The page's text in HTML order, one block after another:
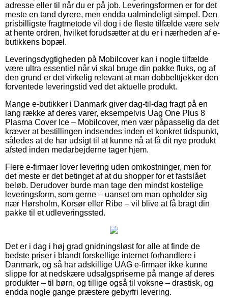
adresse eller til når du er på job. Leveringsformen er for det
meste en tand dyrere, men endda ualmindeligt simpel. Den
prisbilligste fragtmetode vil dog i de fleste tilfælde være selv
at hente ordren, hvilket forudsætter at du er i nærheden af e-
butikkens bopæl.
Leveringsdygtigheden på Mobilcover kan i nogle tilfælde
være ultra essentiel når vi skal bruge din pakke fluks, og af
den grund er det virkelig relevant at man dobbelttjekker den
forventede leveringstid ved det aktuelle produkt.
Mange e-butikker i Danmark giver dag-til-dag fragt på en
lang række af deres varer, eksempelvis Uag One Plus 8
Plasma Cover Ice – Mobilcover, men vær påpasselig da det
kræver at bestillingen indsendes inden et konkret tidspunkt,
således at de har udsigt til at kunne nå at få dit nye produkt
afsted inden medarbejderne tager hjem.
Flere e-firmaer lover levering uden omkostninger, men for
det meste er det betinget af at du shopper for et fastslået
beløb. Derudover burde man tage den mindst kostelige
leveringsform, som gerne – uanset om man opholder sig
nær Hørsholm, Korsør eller Ribe – vil blive at få bragt din
pakke til et udleveringssted.
Det er i dag i høj grad gnidningsløst for alle at finde de
bedste priser i blandt forskellige internet forhandlere i
Danmark, og så har adskillige UAG e-firmaer ikke kunne
slippe for at nedskære udsalgspriserne på mange af deres
produkter – til børn, og tillige også til voksne – drastisk, og
endda nogle gange præstere gebyrfri levering.